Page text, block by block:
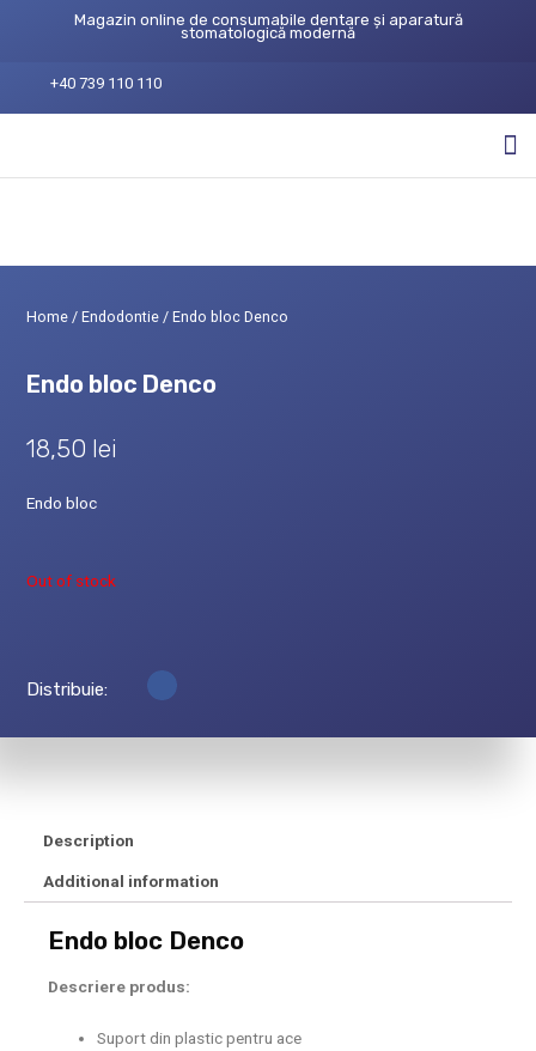
Magazin online de consumabile dentare și aparatură
stomatologică modernă
+40 739 110 110
Home /Endodontie / Endo bloc Denco
Endo bloc Denco
18,50 lei
Endo bloc
Out of stock
Distribuie:
Description
Additional information
Endo bloc Denco
Descriere produs:
Suport din plastic pentru ace